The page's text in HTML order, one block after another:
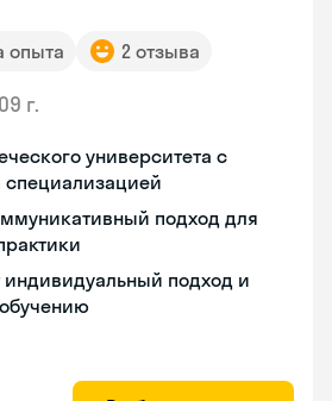
опыта 2 отзыва
г.
университета с
подход для
индивидуальный подход и